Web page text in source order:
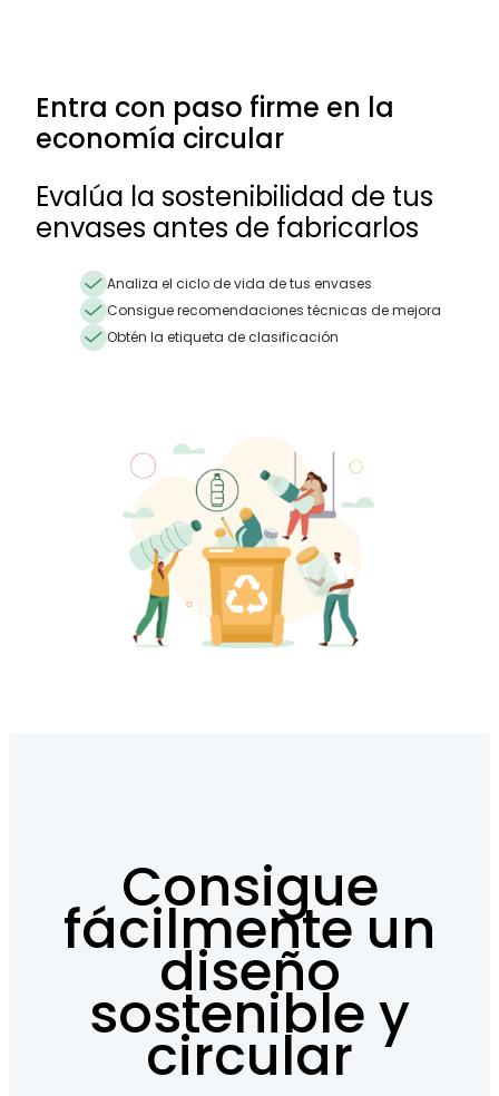
Entra con paso firme en la
economía circular
Evalúa la sostenibilidad de tus
envases antes de fabricarlos
Analiza el ciclo de vida de tus envases
Consigue recomendaciones técnicas de mejora
Obtén la etiqueta de clasificación
Consigue
fácilmente un
diseño
sostenible y
circular